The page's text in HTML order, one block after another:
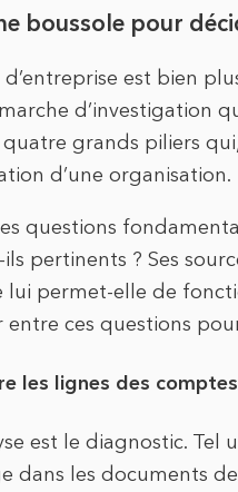
boussole pour
est bien
d’investigation
quatre grands piliers
d’une organisation.
questions
pertinents ? Ses
lui permet-elle de
ces questions
les lignes des comptes
est le diagnostic. Tel
dans les documents